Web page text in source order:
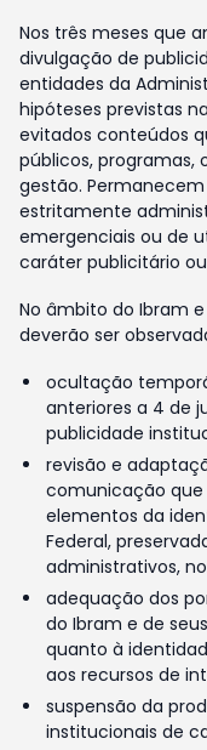
Nos três meses que
divulgação de
entidades da
hipóteses previstas
evitados conteúdos
públicos, programas,
gestão.
estritamente
emergenciais ou de
caráter publicitário
No âmbito do Ibram
deverão ser
ocultação
anteriores a 4 de
publicidade
revisão e
comunicação
elementos da
Federal,
administrativos,
adequação dos
do Ibram e de
quanto à
aos recursos de
suspensão da
institucionais de